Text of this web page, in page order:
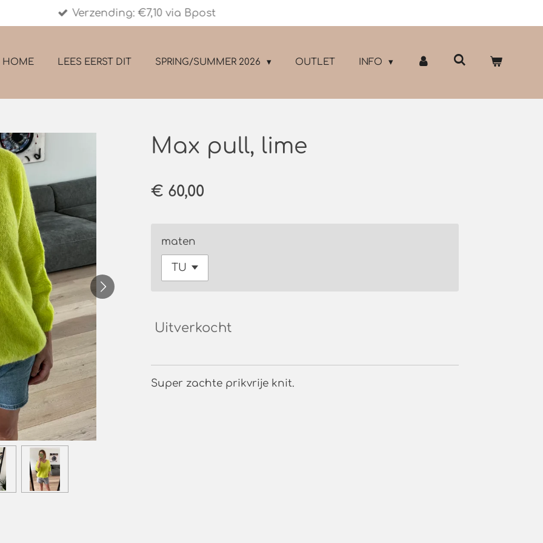
Verzending: €7,10 via Bpost
HOME LEES EERST DIT SPRING/SUMMER 2026 OUTLET INFO
Max pull, lime
€ 60,00
maten
Uitverkocht
Super zachte prikvrije knit.